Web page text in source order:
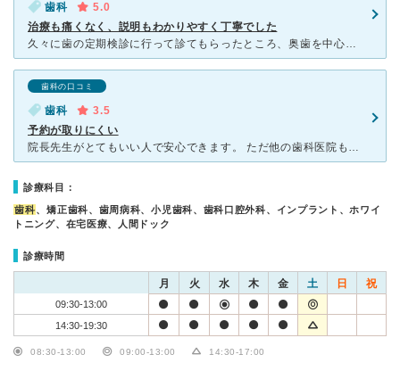
歯科
5.0
治療も痛くなく、説明もわかりやすく丁寧でした
久々に歯の定期検診に行って診てもらったところ、奥歯を中心に何箇所か虫歯ができていました。院長先生がレントゲン写真や検査結果をもとに、丁寧にわかりやすく状態を説明してくれてから治療をスタートしました。麻
歯科の口コミ
歯科
3.5
予約が取りにくい
院長先生がとてもいい人で安心できます。 ただ他の歯科医院も掛け持ちしている為、予約は取りにくいです。2ヶ月待ち等も珍しくないです。 仮蓋の状態で2ヶ月本当に待つの？取れない？と不安になったこともあ
診療科目：
歯科、矯正歯科、歯周病科、小児歯科、歯科口腔外科、インプラント、ホワイ
トニング、在宅医療、人間ドック
診療時間
月 火 水 木 金 土 日 祝
09:30-13:00
14:30-19:30
08:30-13:00 09:00-13:00 14:30-17:00